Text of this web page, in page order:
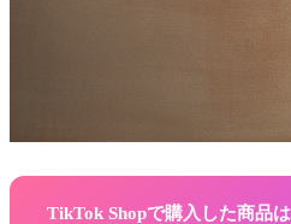
TikTok Shopで購入した商品